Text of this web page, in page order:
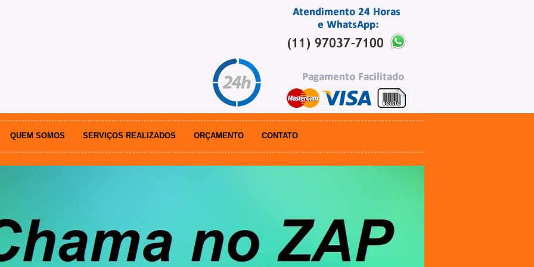
QUEM SOMOS SERVIÇOS REALIZADOS ORÇAMENTO CONTATO